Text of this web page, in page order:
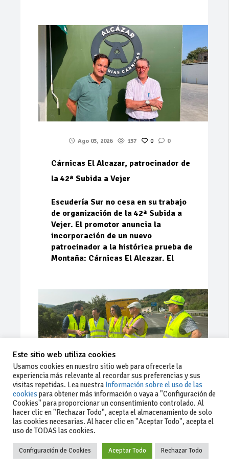
Ago 03, 2026 137 0 0
Cárnicas El Alcazar, patrocinador de
la 42ª Subida a Vejer
Escudería Sur no cesa en su trabajo
de organización de la 42ª Subida a
Vejer. El promotor anuncia la
incorporación de un nuevo
patrocinador a la histórica prueba de
Montaña: Cárnicas El Alcazar. El
Ago 03, 2026 71 0 0
La Junta implementa mejoras en la
A381 por Los Barrios
Este sitio web utiliza cookies
Usamos cookies en nuestro sitio web para ofrecerle la
experiencia más relevante al recordar sus preferencias y sus
visitas repetidas. Lea nuestra Información sobre el uso de las
cookies para obtener más información o vaya a "Configuración de
Cookies" para proporcionar un consentimiento controlado. Al
hacer clic en "Rechazar Todo", acepta el almacenamiento de solo
las cookies necesarias. Al hacer clic en "Aceptar Todo", acepta el
uso de TODAS las cookies.
Configuración de Cookies Aceptar Todo Rechazar Todo